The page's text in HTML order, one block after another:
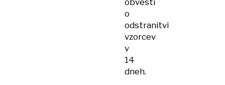
obvesti
o
odstranitvi
vzorcev
v
14
dneh.